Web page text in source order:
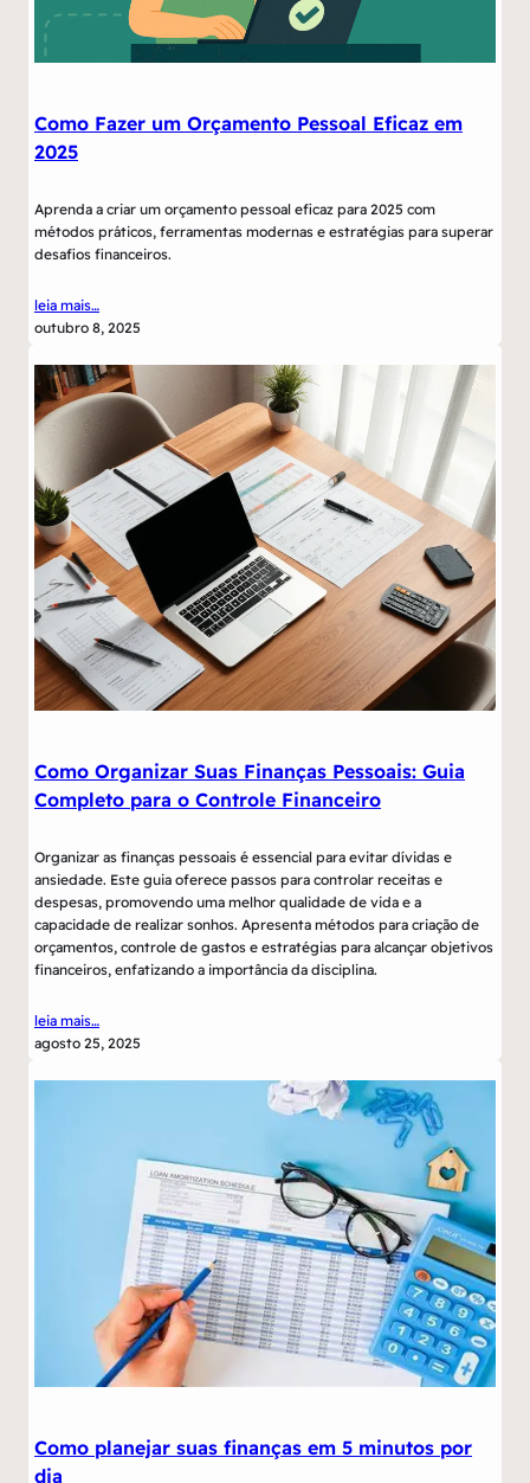
Como Fazer um Orçamento Pessoal Eficaz em
2025
Aprenda a criar um orçamento pessoal eficaz para 2025 com
métodos práticos, ferramentas modernas e estratégias para superar
desafios financeiros.
leia mais…
outubro 8, 2025
Como Organizar Suas Finanças Pessoais: Guia
Completo para o Controle Financeiro
Organizar as finanças pessoais é essencial para evitar dívidas e
ansiedade. Este guia oferece passos para controlar receitas e
despesas, promovendo uma melhor qualidade de vida e a
capacidade de realizar sonhos. Apresenta métodos para criação de
orçamentos, controle de gastos e estratégias para alcançar objetivos
financeiros, enfatizando a importância da disciplina.
leia mais…
agosto 25, 2025
Como planejar suas finanças em 5 minutos por
dia